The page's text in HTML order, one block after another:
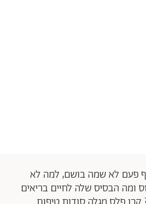
פעם לא שמה בושם, למה לא
ומה הבסיס שלה לחיים בריאים